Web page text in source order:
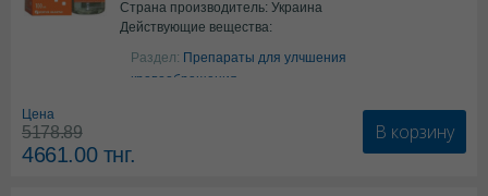
Страна производитель: Украина
Действующие вещества:
Аргинин
Раздел: Препараты для улчшения
кровообращения
Цена
5178.89
4661.00тнг.
В корзину